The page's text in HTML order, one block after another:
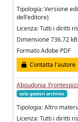
Tipologia: Versione
dell'editore)
Licenza: Tutti i diritti
Dimensione 736.72 kB
Formato Adobe PDF
Contatta l'autore
solo gestori archivio
Tipologia: Altro
Licenza: Tutti i diritti